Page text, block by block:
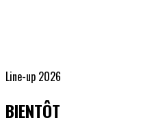
Line-up 2026
BIENTÔT